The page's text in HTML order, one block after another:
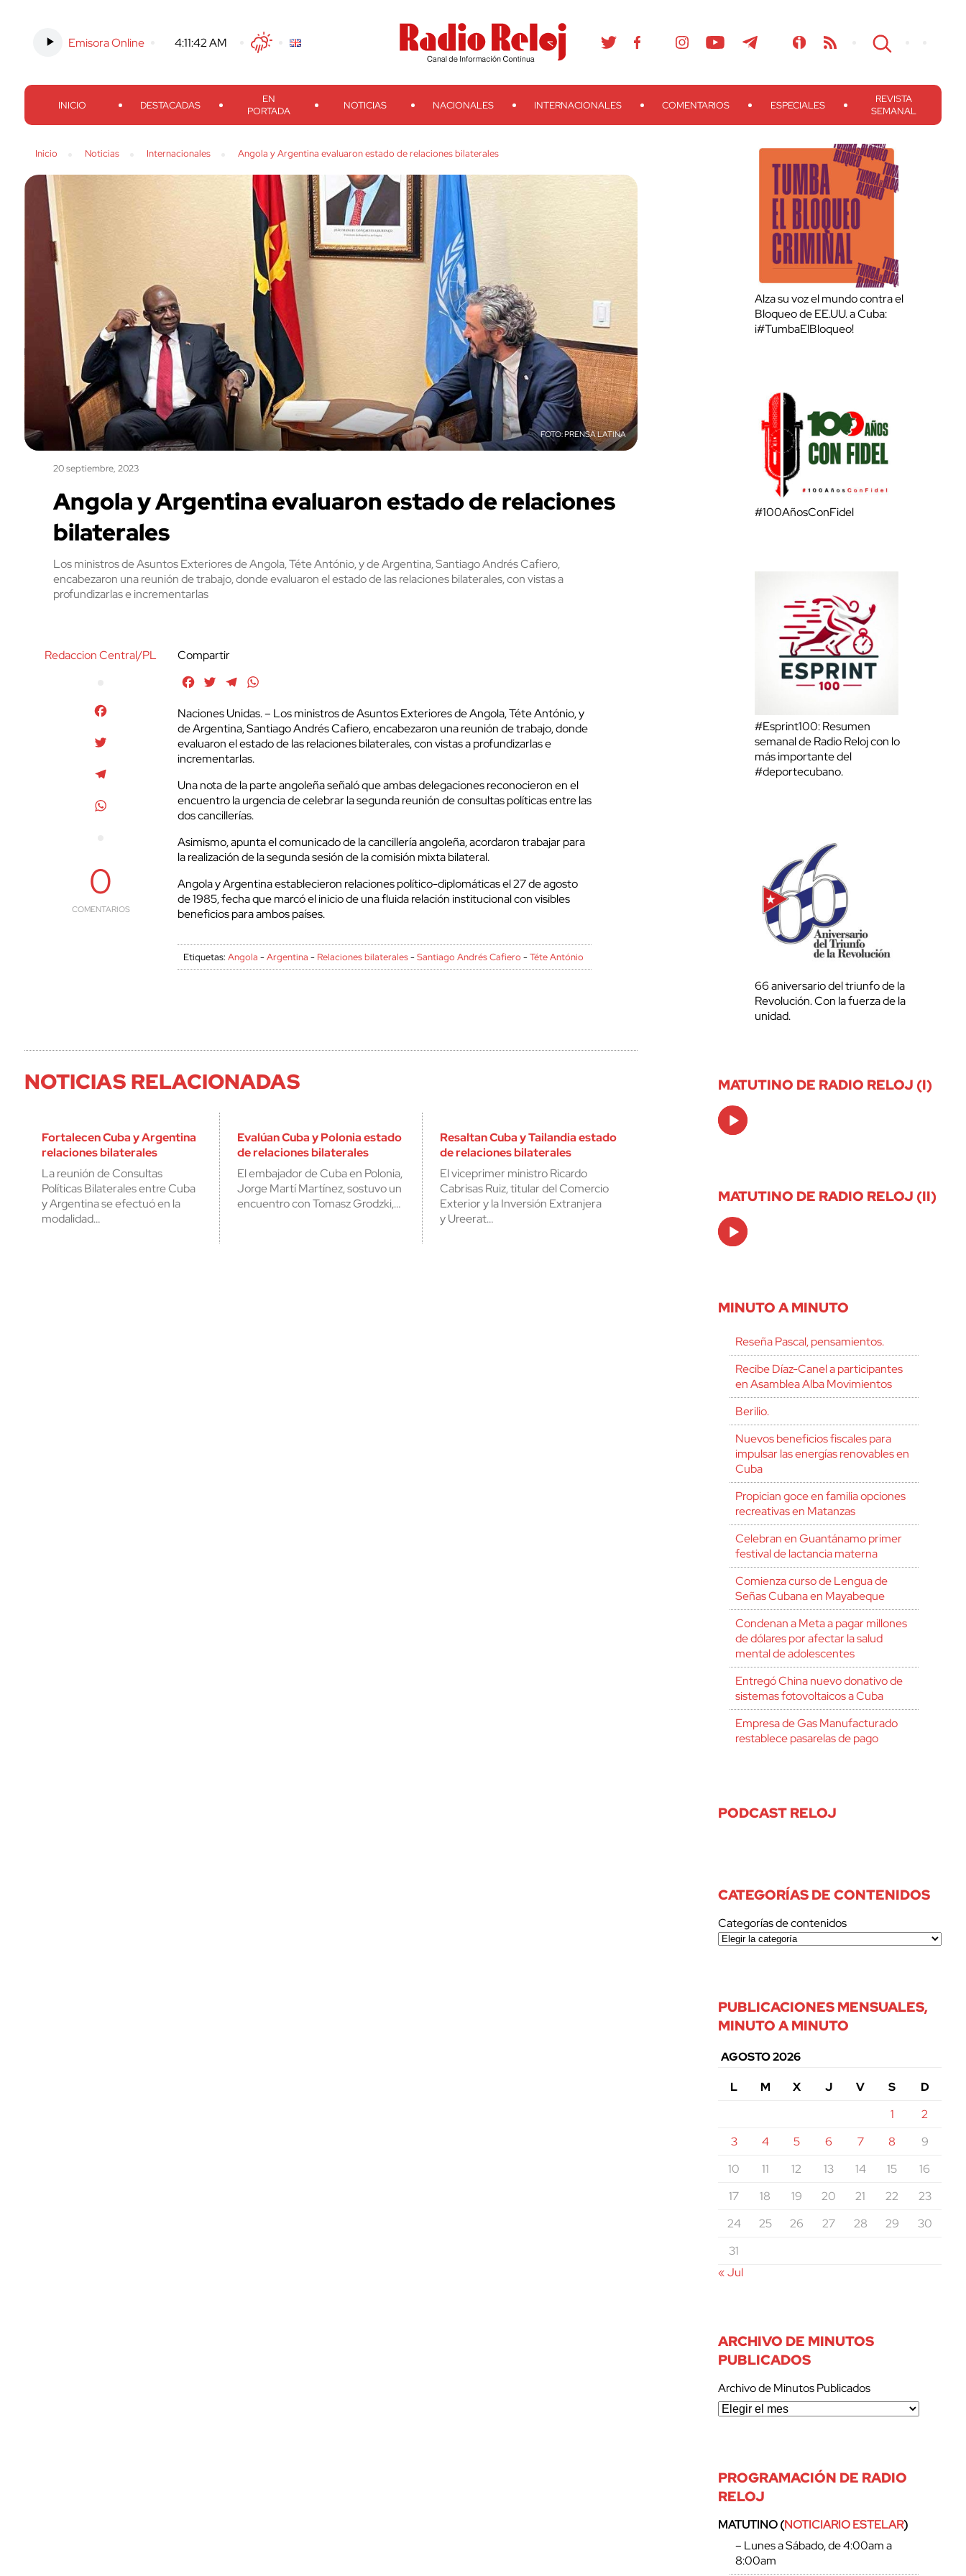
Emisora Online -4:11:43 AM TwitterFacebook
Threads
Instagram TelegramTeveo Ivoox RSS Search
INICIO DESTACADAS
EN
PORTADA
NOTICIAS NACIONALES INTERNACIONALES COMENTARIOS ESPECIALES
REVISTA
SEMANAL
Inicio Noticias Internacionales Angola y Argentina evaluaron estado de relaciones bilaterales
PRENSA LATINA
20 septiembre, 2023
Angola y Argentina evaluaron estado de relaciones
bilaterales
Los ministros de Asuntos Exteriores de Angola, Téte António, y de Argentina, Santiago Andrés Cafiero,
encabezaron una reunión de trabajo, donde evaluaron el estado de las relaciones bilaterales, con vistas a
profundizarlas e incrementarlas
Redaccion Central/PL
0
COMENTARIOS
Compartir
FacebookTwitterTelegram
Naciones Unidas. – Los ministros de Asuntos Exteriores de Angola, Téte António, y
de Argentina, Santiago Andrés Cafiero, encabezaron una reunión de trabajo, donde
evaluaron el estado de las relaciones bilaterales, con vistas a profundizarlas e
incrementarlas.
Una nota de la parte angoleña señaló que ambas delegaciones reconocieron en el
encuentro la urgencia de celebrar la segunda reunión de consultas políticas entre las
dos cancillerías.
Asimismo, apunta el comunicado de la cancillería angoleña, acordaron trabajar para
la realización de la segunda sesión de la comisión mixta bilateral.
Angola y Argentina establecieron relaciones político-diplomáticas el 27 de agosto
de 1985, fecha que marcó el inicio de una fluida relación institucional con visibles
beneficios para ambos países.
Etiquetas:Angola -Argentina - Relaciones bilaterales-Santiago Andrés Cafiero -Téte António
NOTICIAS RELACIONADAS
Fortalecen Cuba y Argentina
relaciones bilaterales
La reunión de Consultas
Políticas Bilaterales entre Cuba
y Argentina se efectuó en la
modalidad…
Evalúan Cuba y Polonia estado
de relaciones bilaterales
El embajador de Cuba en Polonia,
Jorge Martí Martínez, sostuvo un
encuentro con Tomasz Grodzki,…
Resaltan Cuba y Tailandia estado
de relaciones bilaterales
El viceprimer ministro Ricardo
Cabrisas Ruiz, titular del Comercio
Exterior y la Inversión Extranjera
y Ureerat…
Alza su voz el mundo contra el
Bloqueo de EE.UU. a Cuba:
¡#TumbaElBloqueo!
#100AñosConFidel
#Esprint100: Resumen
semanal de Radio Reloj con lo
más importante del
#deportecubano.
66 aniversario del triunfo de la
Revolución. Con la fuerza de la
unidad.
MATUTINO DE RADIO RELOJ (I)
Audio
Player
MATUTINO DE RADIO RELOJ (II)
Audio
Player
MINUTO A MINUTO
Reseña Pascal, pensamientos.
Recibe Díaz-Canel a participantes
en Asamblea Alba Movimientos
Berilio.
Nuevos beneficios fiscales para
impulsar las energías renovables en
Cuba
Propician goce en familia opciones
recreativas en Matanzas
Celebran en Guantánamo primer
festival de lactancia materna
Comienza curso de Lengua de
Señas Cubana en Mayabeque
Condenan a Meta a pagar millones
de dólares por afectar la salud
mental de adolescentes
Entregó China nuevo donativo de
sistemas fotovoltaicos a Cuba
Empresa de Gas Manufacturado
restablece pasarelas de pago
PODCAST RELOJ
CATEGORÍAS DE CONTENIDOS
Categorías de contenidos
PUBLICACIONES MENSUALES,
MINUTO A MINUTO
AGOSTO 2026
L
M X J V S
D
1
2
3
4 5 6 7 8
9
10
11 12 13 14 15
16
17
18 19 20 21 22
23
24
25 26 27 28 29
30
31
« Jul
ARCHIVO DE MINUTOS
PUBLICADOS
Archivo de Minutos Publicados
PROGRAMACIÓN DE RADIO
RELOJ
MATUTINO (NOTICIARIO ESTELAR)
– Lunes a Sábado, de 4:00am a
8:00am